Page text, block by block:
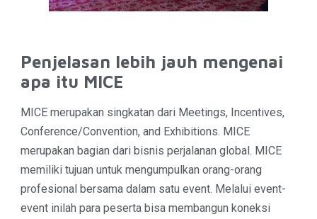
Penjelasan lebih jauh mengenai
apa itu MICE
MICE merupakan singkatan dari Meetings, Incentives,
Conference/Convention, and Exhibitions. MICE
merupakan bagian dari bisnis perjalanan global. MICE
memiliki tujuan untuk mengumpulkan orang-orang
profesional bersama dalam satu event. Melalui event-
event inilah para peserta bisa membangun koneksi